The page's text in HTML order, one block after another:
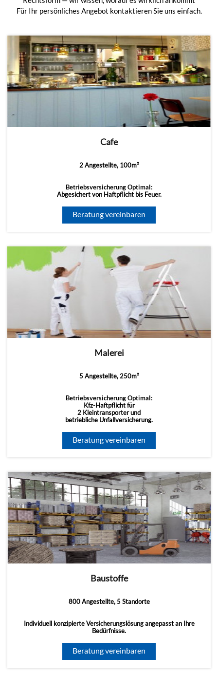
Für Ihr persönliches Angebot kontaktieren Sie uns einfach.
Cafe
2 Angestellte, 100m²
Betriebsversicherung Optimal:
Abgesichert von Haftpflicht bis Feuer.
Beratung vereinbaren
Malerei
5 Angestellte, 250m²
Betriebsversicherung Optimal:
Kfz-Haftpflicht für
2 Kleintransporter und
betriebliche Unfallversicherung.
Beratung vereinbaren
Baustoffe
800 Angestellte, 5 Standorte
Individuell konzipierte Versicherungslösung angepasst an Ihre
Bedürfnisse.
Beratung vereinbaren